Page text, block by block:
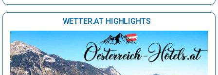
WETTER.AT HIGHLIGHTS